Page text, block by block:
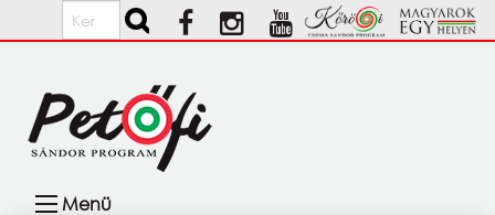
Ugrás a tartalomra
Keresés
Menü